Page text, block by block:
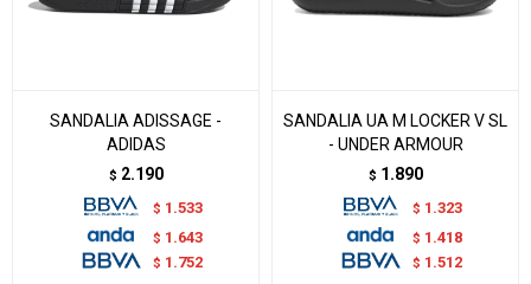
SANDALIA ADISSAGE -
ADIDAS
$ 2.190
$ 1.533
$ 1.643
$ 1.752
SANDALIA UA M LOCKER V SL
- UNDER ARMOUR
$ 1.890
$ 1.323
$ 1.418
$ 1.512